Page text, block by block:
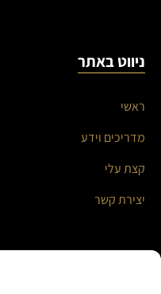
ניווט באתר
ראשי
מדריכים וידע
קצת עלי
יצירת קשר